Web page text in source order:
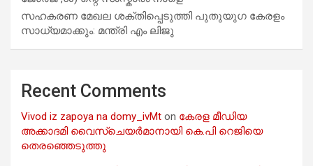
സഹകരണ മേഖല ശക്തിപ്പെടുത്തി പുതുയുഗ കേരളം
സാധ്യമാക്കും: മന്ത്രി എം ലിജു
Recent Comments
Vivod iz zapoya na domy_ivMt on കേരള മീഡിയ
അക്കാദമി വൈസ്ചെയർമാനായി കെ.പി റെജിയെ
തെരഞ്ഞെടുത്തു